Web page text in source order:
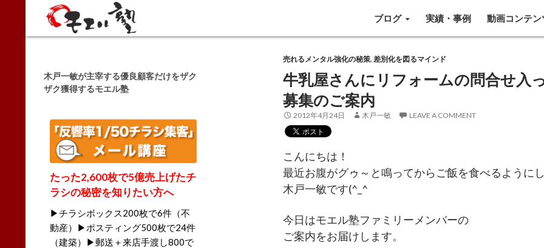
Search
ブログ
実績・事例 動画コンテン
売れるメンタル強化の秘策, 差別化を図るマインド
牛乳屋さんにリフォームの問合せ入
募集のご案内
2012年4月24日 木戸一敏 LEAVE A COMMENT
こんにちは！
最近お腹がグゥ～と鳴ってからご飯を食べるように
木戸一敏です(^_^
今日はモエル塾ファミリーメンバーの
ご案内をお届けします。
木戸一敏が主宰する優良顧客だけをザク
ザク獲得するモエル塾
たった2,600枚で5億売上げたチ
ラシの秘密を知りたい方へ
▶チラシボックス200枚で6件（不
動産）▶ポスティング500枚で24件
（建築）▶郵送＋来店手渡し800で